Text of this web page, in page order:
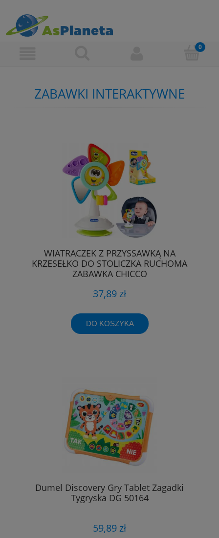
ZABAWKI INTERAKTYWNE
WIATRACZEK Z PRZYSSAWKĄ NA
KRZESEŁKO DO STOLICZKA RUCHOMA
ZABAWKA CHICCO
37,89 zł
DO KOSZYKA
Dumel Discovery Gry Tablet Zagadki
Tygryska DG 50164
59,89 zł